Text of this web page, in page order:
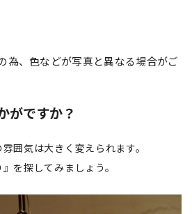
為、色などが写真と異なる場合がご
がですか？
囲気は大きく変えられます。
を探してみましょう。